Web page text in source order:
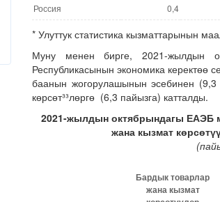
Россия
0,4
* Улуттук статистика кызматтарынын
Муну менен бирге, 2021-жылдын
Республикасынын экономика керектөө
баанын жогорулашынын эсебинен (9,3
көрсөт³³лөргө (6,3 пайызга) катталды.
2021-жылдын октябрындагы ЕАЭБ
жана кызмат көрсөт
Бардык товарлар
жана кызмат